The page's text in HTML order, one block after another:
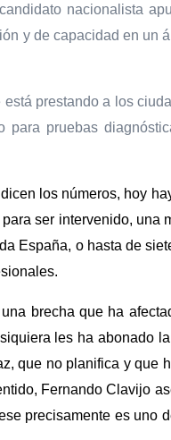
nacionalista
y de capacidad en un
prestando a los
para pruebas
los números, hoy
ser intervenido, una
España, o hasta de
brecha que ha
les ha abonado
que no planifica y que
Fernando Clavijo
precisamente es uno